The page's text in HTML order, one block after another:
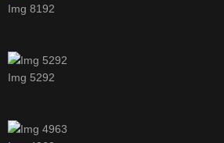
Img 8192
Img 5292